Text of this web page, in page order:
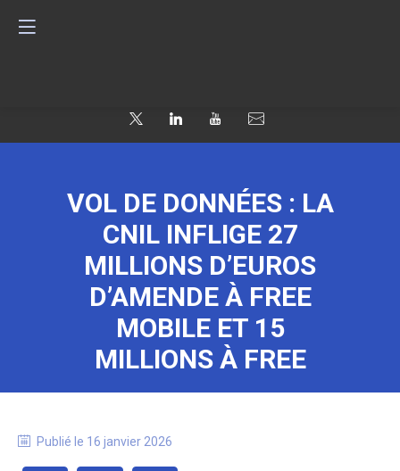
VOL DE DONNÉES : LA
CNIL INFLIGE 27
MILLIONS D’EUROS
D’AMENDE À FREE
MOBILE ET 15
MILLIONS À FREE
Publié le 16 janvier 2026